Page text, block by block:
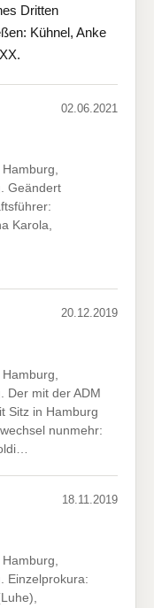
Dritten
Kühnel, Anke
02.06.2021
Geändert
Karola,
20.12.2019
Der mit der ADM
Sitz in Hamburg
nunmehr:
18.11.2019
Einzelprokura: